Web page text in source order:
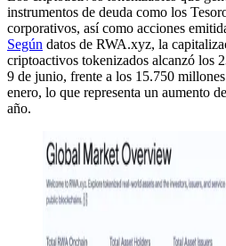
instrumentos de deuda como los
corporativos, así como acciones
Según datos de RWA.xyz, la
criptoactivos tokenizados alcanzó los
9 de junio, frente a los 15.750
enero, lo que representa un aumento
año.